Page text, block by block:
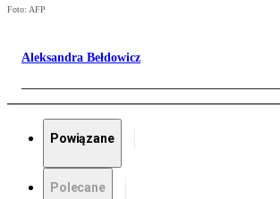
Foto: AFP
Aleksandra Bełdowicz
Powiązane
Polecane